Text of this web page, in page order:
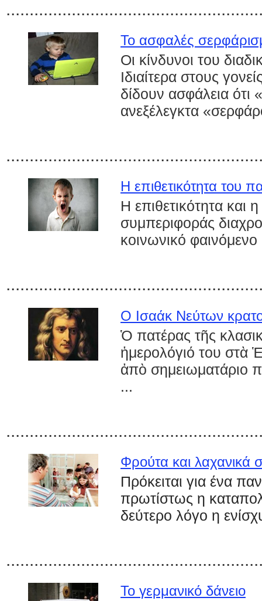
Το ασφαλές
Οι κίνδυνοι του
Ιδιαίτερα στους
δίδουν ασφάλεια ότι
ανεξέλεγκτα
Η επιθετικότητα του
Η επιθετικότητα και
συμπεριφοράς
κοινωνικό φαινόμενο
Ο Ισαάκ Νεύτων
Ὁ πατέρας τῆς
ἡμερολόγιό του στὰ
ἀπὸ σημειωματάριο
...
Φρούτα και λαχανικά
Πρόκειται για ένα
πρωτίστως η
δεύτερο λόγο η
Το γερμανικό δάνειο